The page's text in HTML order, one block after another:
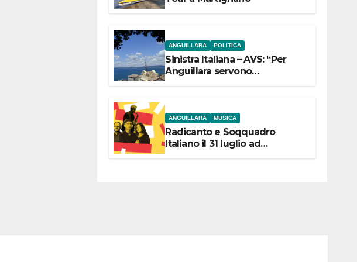
ANGUILLARA POLITICA
Sinistra Italiana – AVS: “Per
Anguillara servono
ANGUILLARA MUSICA
Radicanto e Soqquadro
Italiano il 31 luglio ad